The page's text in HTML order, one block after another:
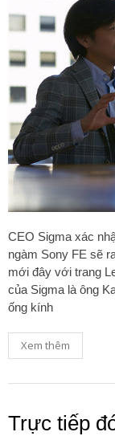
CEO Sigma xác
ngàm Sony FE sẽ
mới đây với trang
của Sigma là ông
ống kính
Xem thêm
Trực tiếp